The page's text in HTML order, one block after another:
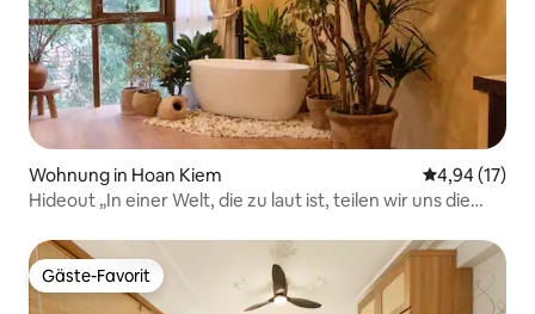
Wohnung in Hoan Kiem
4,94 (17)
Hideout „In einer Welt, die zu laut ist, teilen wir uns die
Gäste-Favorit
Gäste-Favorit